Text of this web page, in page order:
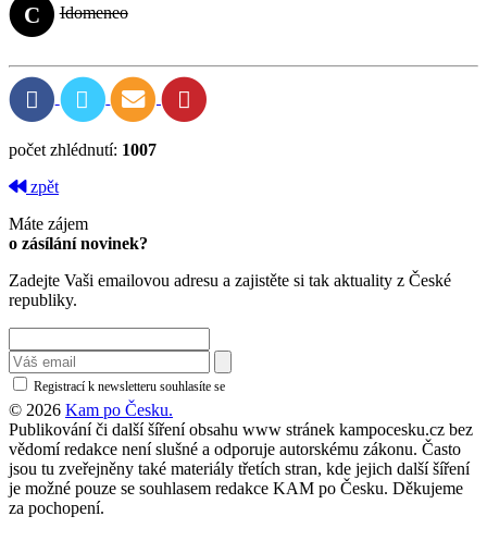
C Idomeneo
počet zhlédnutí: 1007
zpět
Máte zájem
o zásílání novinek?
Zadejte Vaši emailovou adresu a zajistěte si tak aktuality z České
republiky.
Registrací k newsletteru souhlasíte se
© 2026 Kam po Česku.
Publikování či další šíření obsahu www stránek kampocesku.cz bez
vědomí redakce není slušné a odporuje autorskému zákonu. Často
jsou tu zveřejněny také materiály třetích stran, kde jejich další šíření
je možné pouze se souhlasem redakce KAM po Česku. Děkujeme
za pochopení.